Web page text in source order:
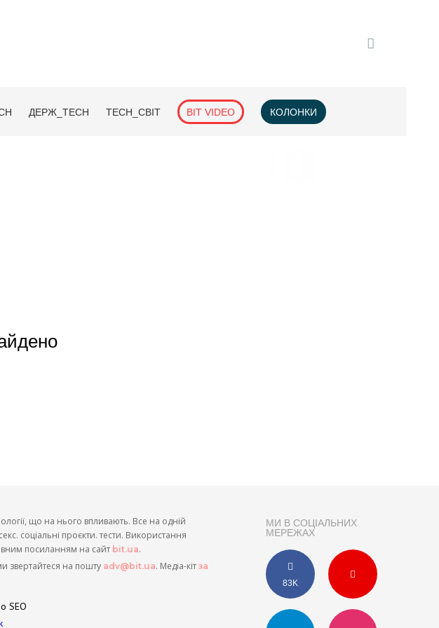
ДЕРЖ_TECH TECH_СВІТ BIT VIDEO КОЛОНКИ
МИ В СОЦІАЛЬНИХ
МЕРЕЖАХ
83K
що на нього впливають. Все на одній
соціальні проєкти. тести. Використання
посиланням на сайт bit.ua.
звертайтеся на пошту adv@bit.ua. Медіа-кіт за
SEO